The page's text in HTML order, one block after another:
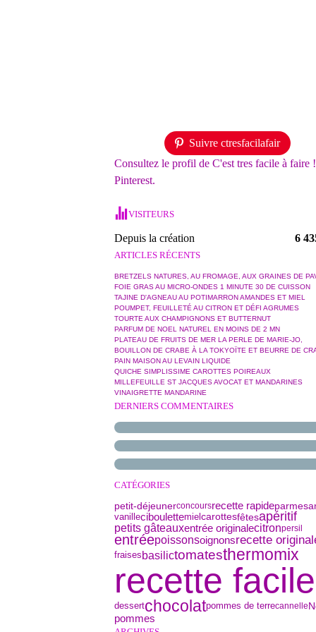
Suivre ctresfacilafair
Consultez le profil de C'est tres facile à faire
Pinterest.
VISITEURS
Depuis la création 6
ARTICLES RÉCENTS
BRETZELS NATURES, AU FROMAGE, AUX GRAINES DE
FOIE GRAS AU MICRO-ONDES 1 MINUTE 30 DE CUISSON
TAJINE D'AGNEAU AU POTIMARRON AMANDES ET MIEL
POUMPET, FEUILLETÉ AU CITRON ET DÉFI AGRUMES
TOURTE AUX CHAMPIGNONS ET BUTTERNUT
PARFUM DE NOEL NATUREL EN MOINS DE 2 MN
PLATEAU DE FRUITS DE MER LA PERLE DE MARIE-JO,
BOUILLON DE CRABE À LA TOKYOÏTE ET BEURRE DE
PAIN MAISON AU LEVAIN LIQUIDE
QUICHE SIMPLISSIME CAROTTES POIREAUX
MILLEFEUILLE ST JACQUES AVOCAT ET MANDARINES
VINAIGRETTE MANDARINE
DERNIERS COMMENTAIRES
CATÉGORIES
petit-déjeunerconcoursrecette rapide
vanilleciboulettemielcarottesfêtesapéritif
petits gâteauxentrée originalecitronpersil
entréepoissonsoignonsrecette
fraisesbasilictomatesthermomix
recette facile
dessertchocolatpommes de terrecannelle
pommes